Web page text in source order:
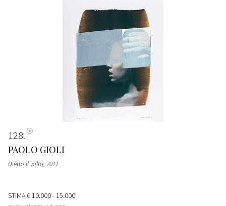
128
PAOLO GIOLI
Dietro il volto, 2011
STIMA€ 10.000 - 15.000